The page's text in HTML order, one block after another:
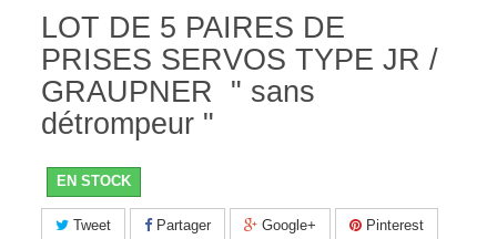
LOT DE 5 PAIRES DE
PRISES SERVOS TYPE JR /
GRAUPNER " sans
détrompeur "
EN STOCK
Tweet Partager Google+ Pinterest